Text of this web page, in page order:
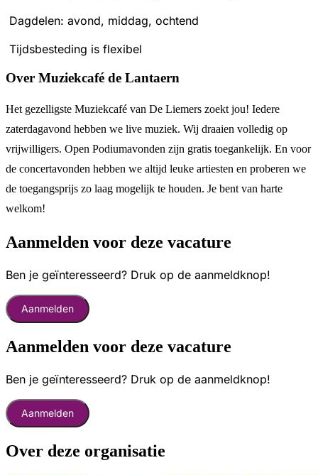
Dagdelen: avond, middag, ochtend
Tijdsbesteding is flexibel
Over Muziekcafé de Lantaern
Het gezelligste Muziekcafé van De Liemers zoekt jou! Iedere
zaterdagavond hebben we live muziek. Wij draaien volledig op
vrijwilligers. Open Podiumavonden zijn gratis toegankelijk. En voor
de concertavonden hebben we altijd leuke artiesten en proberen we
de toegangsprijs zo laag mogelijk te houden. Je bent van harte
welkom!
Aanmelden voor deze vacature
Ben je geïnteresseerd? Druk op de aanmeldknop!
Aanmelden
Aanmelden voor deze vacature
Ben je geïnteresseerd? Druk op de aanmeldknop!
Aanmelden
Over deze organisatie